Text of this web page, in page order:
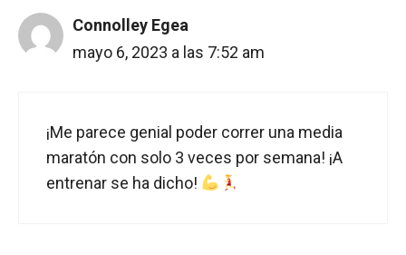
Connolley Egea
mayo 6, 2023 a las 7:52 am
¡Me parece genial poder correr una media
maratón con solo 3 veces por semana! ¡A
entrenar se ha dicho!